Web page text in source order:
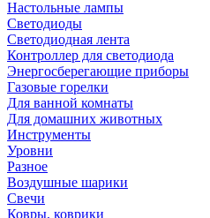
Настольные лампы
Светодиоды
Светодиодная лента
Контроллер для светодиода
Энергосберегающие приборы
Газовые горелки
Для ванной комнаты
Для домашних животных
Инструменты
Уровни
Разное
Воздушные шарики
Свечи
Ковры, коврики